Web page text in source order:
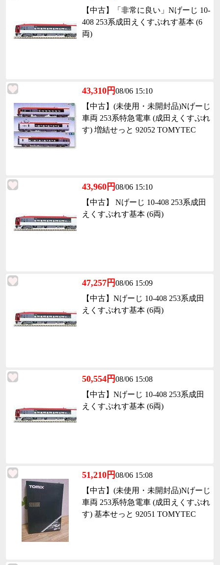
【中古】「非常に良い」Nげーじ 10-
408 253系成田えくすぷれす基本 (6
両)
43,310円08/06 15:10
【中古】(未使用・未開封品)Nげーじ
車両 253系特急電車 (成田えくすぷれ
す) 増結せっと 92052 TOMYTEC
43,960円08/06 15:10
【中古】 Nげーじ 10-408 253系成田
えくすぷれす基本 (6両)
47,257円08/06 15:09
【中古】Nげーじ 10-408 253系成田
えくすぷれす基本 (6両)
50,554円08/06 15:08
【中古】Nげーじ 10-408 253系成田
えくすぷれす基本 (6両)
51,210円08/06 15:08
【中古】(未使用・未開封品)Nげーじ
車両 253系特急電車 (成田えくすぷれ
す) 基本せっと 92051 TOMYTEC